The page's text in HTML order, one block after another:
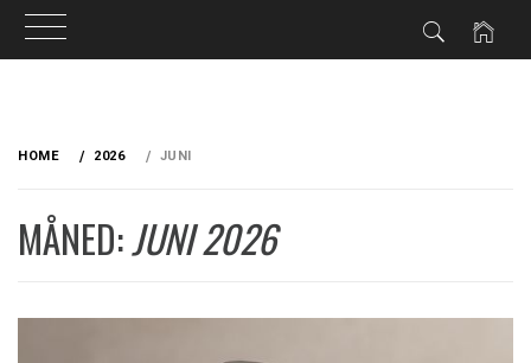
HOME 2026 JUNI
MÅNED:JUNI 2026